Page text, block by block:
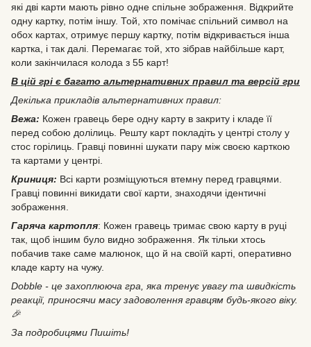
які дві карти мають рівно одне спільне зображення. Відкрийте
одну картку, потім іншу. Той, хто помічає спільний символ на
обох картах, отримує першу картку, потім відкривається інша
картка, і так далі. Перемагає той, хто зібрав найбільше карт,
коли закінчилася колода з 55 карт!
В цій грі є багато альтернативних правил та версій гри
Декілька прикладів альтернативних правил:
Вежа: Кожен гравець бере одну карту в закриту і кладе її
перед собою долілиць. Решту карт покладіть у центрі столу у
стос горілиць. Гравці повинні шукати пару між своєю карткою
та картами у центрі.
Криниця: Всі карти розміщуються втемну перед гравцями.
Гравці повинні викидати свої карти, знаходячи ідентичні
зображення.
Гаряча картопля: Кожен гравець тримає свою карту в руці
так, щоб іншим було видно зображення. Як тільки хтось
побачив таке саме малюнок, що й на своїй карті, оперативно
кладе карту на чужу.
Dobble - це захоплююча гра, яка тренує увагу та швидкість
реакції, приносячи масу задоволення гравцям будь-якого віку.
🎉
За подробицями Пишіть!